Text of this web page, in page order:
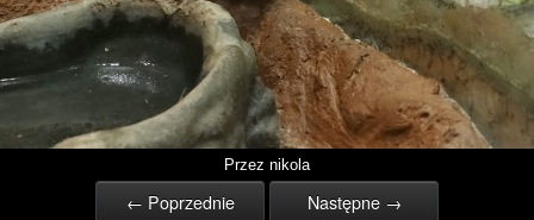
Przez nikola
← Poprzednie Następne →